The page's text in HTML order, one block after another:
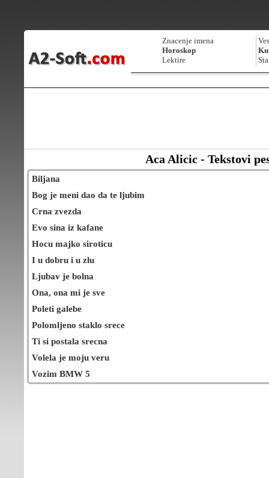
Znacenje imena
Horoskop
Lektire
Aca Alicic - Tekstovi
Biljana
Bog je meni dao da te ljubim
Crna zvezda
Evo sina iz kafane
Hocu majko siroticu
I u dobru i u zlu
Ljubav je bolna
Ona, ona mi je sve
Poleti galebe
Polomljeno staklo srece
Ti si postala srecna
Volela je moju veru
Vozim BMW 5